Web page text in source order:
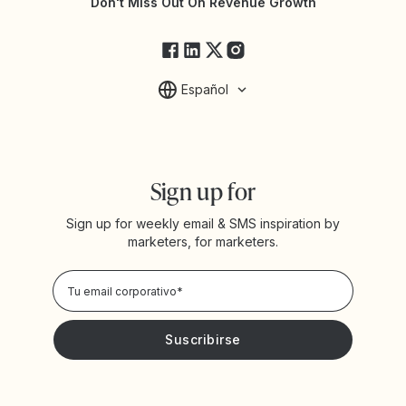
Español
Sign up for
Sign up for weekly email & SMS inspiration by
marketers, for marketers.